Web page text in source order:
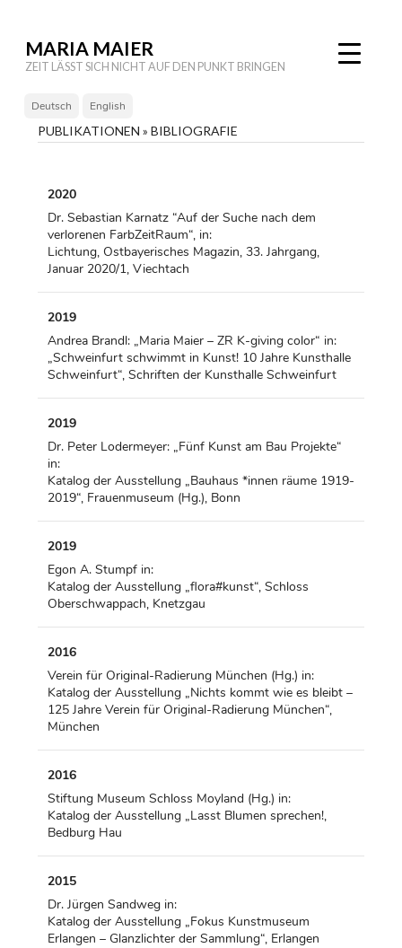
Deutsch English
MARIA MAIER
ZEIT LÄSST SICH NICHT AUF DEN PUNKT BRINGEN
PUBLIKATIONEN » BIBLIOGRAFIE
2020
Dr. Sebastian Karnatz “Auf der Suche nach dem
verlorenen FarbZeitRaum“, in:
Lichtung, Ostbayerisches Magazin, 33. Jahrgang,
Januar 2020/1, Viechtach
2019
Andrea Brandl: „Maria Maier – ZR K-giving color“ in:
„Schweinfurt schwimmt in Kunst! 10 Jahre Kunsthalle
Schweinfurt“, Schriften der Kunsthalle Schweinfurt
2019
Dr. Peter Lodermeyer: „Fünf Kunst am Bau Projekte“
in:
Katalog der Ausstellung „Bauhaus *innen räume 1919-
2019“, Frauenmuseum (Hg.), Bonn
2019
Egon A. Stumpf in:
Katalog der Ausstellung „flora#kunst“, Schloss
Oberschwappach, Knetzgau
2016
Verein für Original-Radierung München (Hg.) in:
Katalog der Ausstellung „Nichts kommt wie es bleibt –
125 Jahre Verein für Original-Radierung München“,
München
2016
Stiftung Museum Schloss Moyland (Hg.) in:
Katalog der Ausstellung „Lasst Blumen sprechen!,
Bedburg Hau
2015
Dr. Jürgen Sandweg in:
Katalog der Ausstellung „Fokus Kunstmuseum
Erlangen – Glanzlichter der Sammlung“, Erlangen